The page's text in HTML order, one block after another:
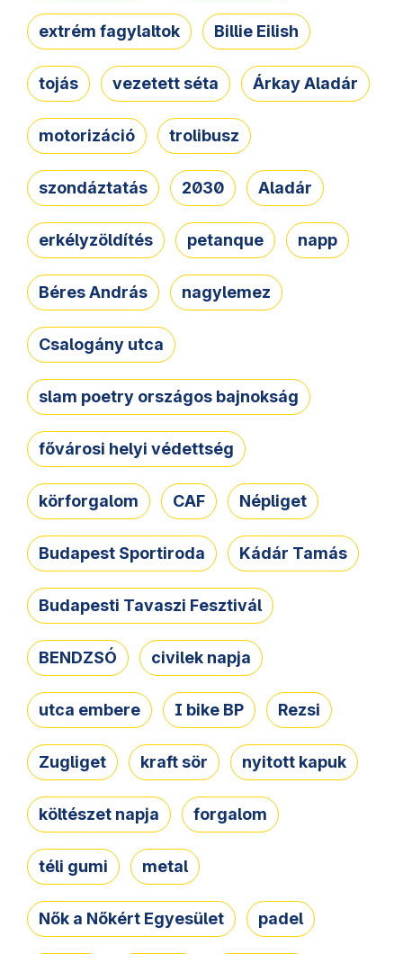
extrém fagylaltok Billie Eilish
tojás vezetett séta Árkay Aladár
motorizáció trolibusz
szondáztatás 2030 Aladár
erkélyzöldítés petanque napp
Béres András nagylemez
Csalogány utca
slam poetry országos bajnokság
fővárosi helyi védettség
körforgalom CAF Népliget
Budapest Sportiroda Kádár Tamás
Budapesti Tavaszi Fesztivál
BENDZSÓ civilek napja
utca embere I bike BP Rezsi
Zugliget kraft sör nyitott kapuk
költészet napja forgalom
téli gumi metal
Nők a Nőkért Egyesület padel